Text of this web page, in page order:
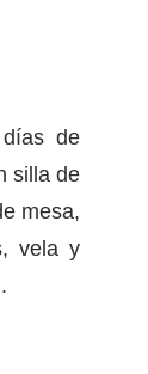
de
silla de
mesa,
vela y